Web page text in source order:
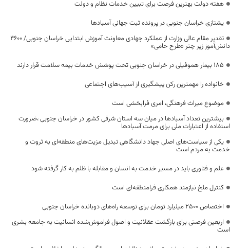
هفته دولت بهترین فرصت برای تبیین خدمات نظام و دولت
یشتازی خراسان جنوبی در پرونده ثبت جهانی آسبادها
تقدیر مقام عالی وزارت از عملکرد جهادی معاونت آموزش ابتدایی خراسان جنوبی/ ۴۶۰۰
دانش‌آموز زیر چتر «طرح حامی»
۱۸۵ بیمار هموفیلی در خراسان جنوبی تحت پوشش خدمات بیمه سلامت قرار دارند
خانواده را مهمترین رکن پیشگیری از آسیب‌های اجتماعی
موضوع میراث فرهنگی، امری فرابخشی است
بیشترین تعداد آسبادها در میان سه استان شرقی کشور در خراسان جنوبی ،ضرورت
استفاده از اعتبارات ملی برای مرمت آسبادها
یکی از سیاست‌های اصلی جهاد دانشگاهی تبدیل مزیت‌های منطقه‌ای به ثروت و
خدمت به مردم است
علم و فناوری باید در مسیر خدمت به انسان و مقابله با ظلم به کار گرفته شود
کنترل ملخ نیازمند همکاری فرامنطقه‌ای است
اختصاص 2500 میلیارد تومان برای توسعه راه‌های دوبانده خراسان جنوبی
اربعین فرصتی برای بازگشت عقلانیت و اصول فراموش‌شده انسانیت به جامعه بشری
است